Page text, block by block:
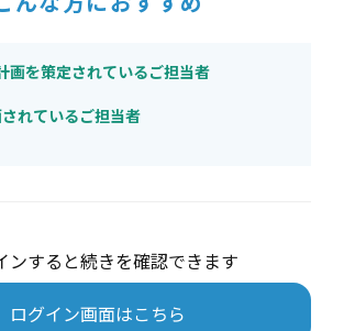
画を策定されているご担当者
れているご担当者
ンすると続きを確認できます
ログイン画面はこちら